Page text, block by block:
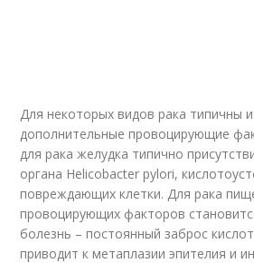
Для некоторых видов рака типичны
дополнительные провоцирующие
для рака желудка типично
органа Helicobacter pylori,
повреждающих клетки. Для рака
провоцирующих факторов
болезнь – постоянный заброс
приводит к метаплазии эпителия и